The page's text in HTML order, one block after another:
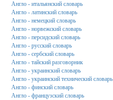
Англо - итальянский словарь
Англо - латинский словарь
Англо - немецкий словарь
Англо - норвежский словарь
Англо - персидский словарь
Англо - русский словарь
Англо - сербский словарь
Англо - тайский разговорник
Англо - украинский словарь
Англо - украинский технический словарь
Англо - финский словарь
Англо - французский словарь